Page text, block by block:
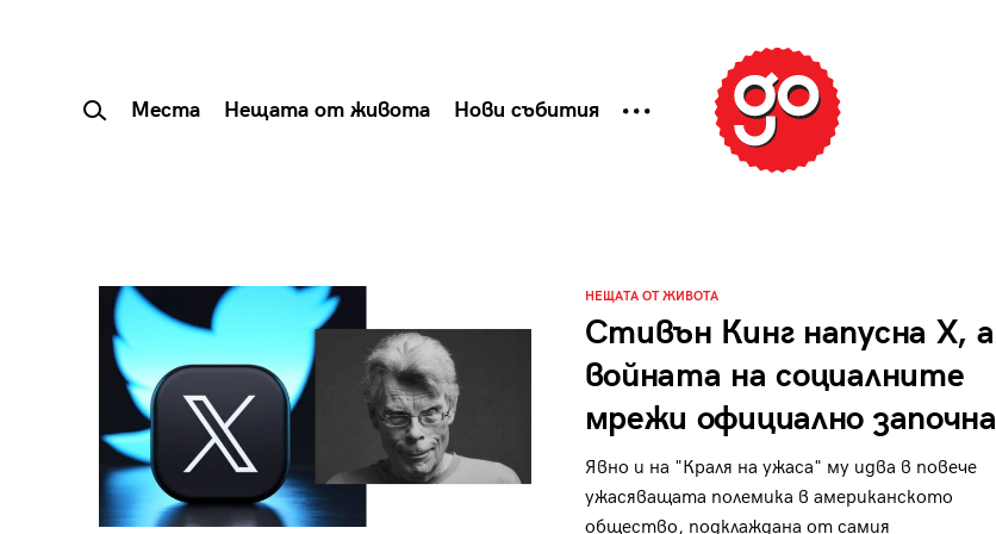
Места Нещата от живота Нови събития
НЕЩАТА ОТ ЖИВОТА
Стивън Кинг напусна X, а
войната на социалните
мрежи официално започна
Явно и на "Краля на ужаса" му идва в повече
ужасяващата полемика в американското
общество, подклаждана от самия